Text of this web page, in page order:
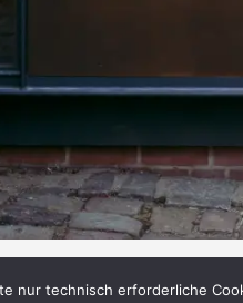
nur technisch erforderliche